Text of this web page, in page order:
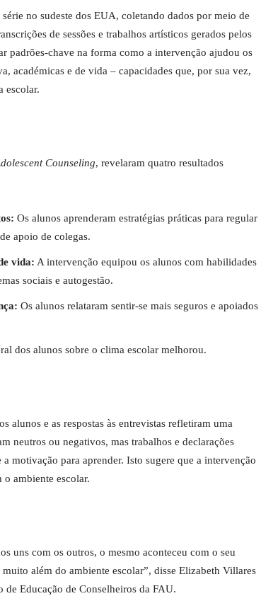
no sudeste dos EUA, coletando dados por meio de
de sessões e trabalhos artísticos gerados pelos
padrões-chave na forma como a intervenção ajudou os
académicas e de vida – capacidades que, por sua vez,
escolar.
Counseling, revelaram quatro resultados
Os alunos aprenderam estratégias práticas para regular
apoio de colegas.
vida: A intervenção equipou os alunos com habilidades
sociais e autogestão.
Os alunos relataram sentir-se mais seguros e apoiados
dos alunos sobre o clima escolar melhorou.
alunos e as respostas às entrevistas refletiram uma
neutros ou negativos, mas trabalhos e declarações
motivação para aprender. Isto sugere que a intervenção
ambiente escolar.
uns com os outros, o mesmo aconteceu com o seu
além do ambiente escolar”, disse Elizabeth Villares
de Educação de Conselheiros da FAU.